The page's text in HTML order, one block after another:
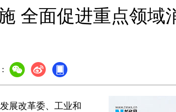
全面促进重点领域
展改革委、工业和